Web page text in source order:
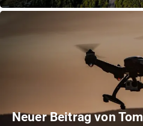
Neuer Beitrag von Tom